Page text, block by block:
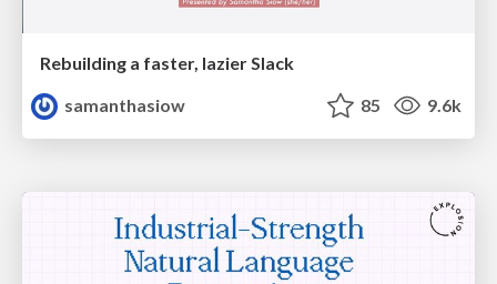
Rebuilding a faster, lazier Slack
samanthasiow
85 9.6k